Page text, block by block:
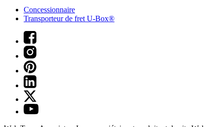
Concessionnaire
Transporteur de fret U-Box®